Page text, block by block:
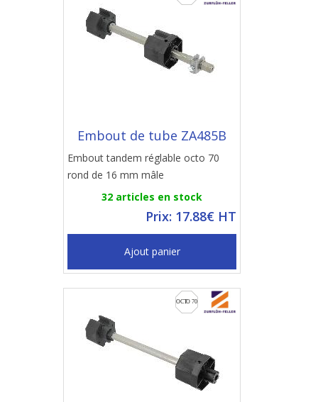
Embout de tube ZA485B
Embout tandem réglable octo 70
rond de 16 mm mâle
32 articles en stock
Prix: 17.88€ HT
Ajout panier